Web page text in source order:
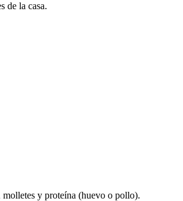
de la casa.
y proteína (huevo o pollo).